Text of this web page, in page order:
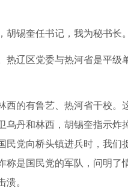
锡奎任书记，我为秘书长。
辽区党委与热河省是平级
的有鲁艺、热河省干校。
丹和林西，胡锡奎指示炸
党向桥头镇进兵时，我们
是国民党的军队，问明了
。